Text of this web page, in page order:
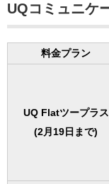
UQコミュニケ
料金プラン
UQ Flatツープラス
(2月19日まで)